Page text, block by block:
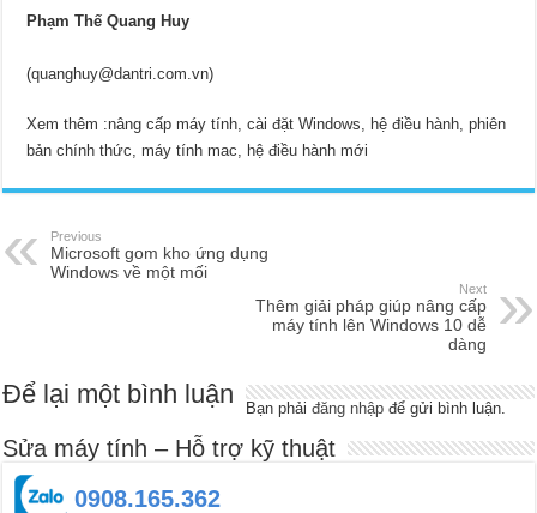
Phạm Thế Quang Huy
(quanghuy@dantri.com.vn)
Xem thêm :nâng cấp máy tính, cài đặt Windows, hệ điều hành, phiên
bản chính thức, máy tính mac, hệ điều hành mới
Previous
Microsoft gom kho ứng dụng
Windows về một mối
Next
Thêm giải pháp giúp nâng cấp
máy tính lên Windows 10 dễ
dàng
Để lại một bình luận Bạn phảiđăng nhập để gửi bình luận.
Sửa máy tính – Hỗ trợ kỹ thuật
0908.165.362